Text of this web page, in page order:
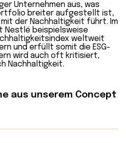
Unternehmen aus, was
breiter aufgestellt ist,
der Nachhaltigkeit führt. Im
Nestlé beispielsweise
weltweit
und erfüllt somit die ESG-
wird auch oft kritisiert,
Nachhaltigkeit.
aus unserem Concept